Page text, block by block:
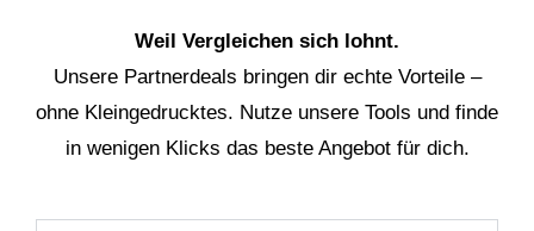
Weil Vergleichen sich lohnt.
Unsere Partnerdeals bringen dir echte Vorteile –
ohne Kleingedrucktes. Nutze unsere Tools und finde
in wenigen Klicks das beste Angebot für dich.